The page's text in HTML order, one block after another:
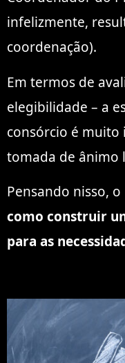
infelizmente,
coordenação).
Em termos de
elegibilidade – a
consórcio é
tomada de ânimo
Pensando nisso,
como construir
para as